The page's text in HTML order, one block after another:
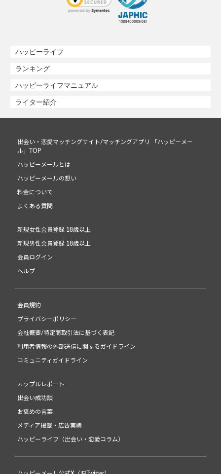
ハッピーライフ
ランキング
ハッピーライフマニュアル
ライター紹介
出会い・恋愛マッチングサイト/マッチングアプリ 「ハッピーメー
ル」TOP
ハッピーメールとは
ハッピーメールの想い
料金について
よくある質問
新規女性会員登録 18歳以上
新規男性会員登録 18歳以上
会員ログイン
ヘルプ
会員規約
プライバシーポリシー
会社概要/特定商取引法に基づく表記
利用者情報の外部送信に関するガイドライン
コミュニティガイドライン
カップルレポート
出会い成功談
お褒めの言葉
メディア掲載・広告実績
ハッピーライフ（出会い・恋愛コラム）